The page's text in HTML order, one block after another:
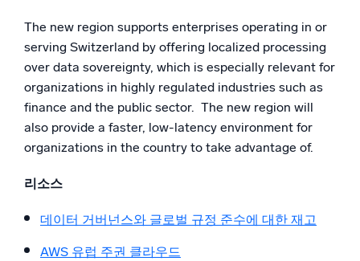
The new region supports enterprises operating in or
serving Switzerland by offering localized processing
over data sovereignty, which is especially relevant for
organizations in highly regulated industries such as
finance and the public sector. The new region will
also provide a faster, low-latency environment for
organizations in the country to take advantage of.
리소스
데이터 거버넌스와 글로벌 규정 준수에 대한 재고
AWS 유럽 주권 클라우드